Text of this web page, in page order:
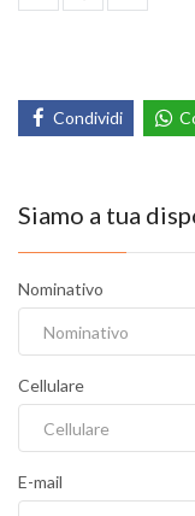
Condividi
Siamo a tua
Nominativo
Cellulare
E-mail